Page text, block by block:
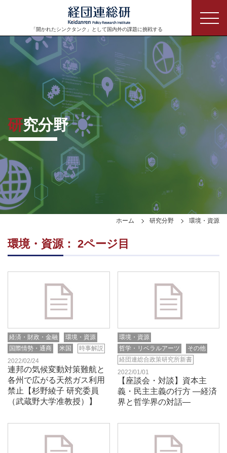
「開かれたシンクタンク」として国内外の課題に挑戦する
研究分野
ホーム 研究分野 環境・資源
環境・資源： 2ページ目
経済・財政・金融
環境・資源
国際情勢・通商
米国
時事解説
2022/02/24
連邦の気候変動対策難航と
各州で広がる天然ガス利用
禁止【杉野綾子 研究委員
（武蔵野大学准教授）】
環境・資源
哲学・リベラルアーツ
その他
経団連総合政策研究所新書
2022/01/01
【座談会・対談】資本主
義・民主主義の行方 ―経済
界と哲学界の対話―